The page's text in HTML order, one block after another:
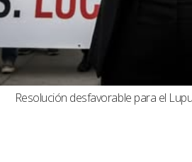
Resolución desfavorable para el